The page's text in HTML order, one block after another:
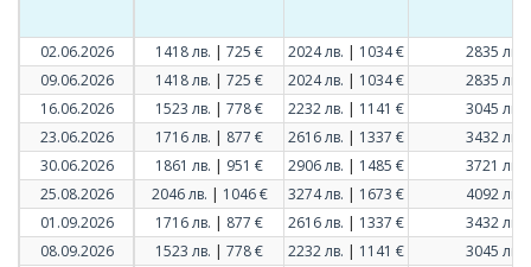
02.06.2026
09.06.2026
16.06.2026
23.06.2026
30.06.2026
25.08.2026
01.09.2026
08.09.2026
1418 лв. | 725 € 2024 лв. | 1034 € 2835 лв.
1418 лв. | 725 € 2024 лв. | 1034 € 2835 лв.
1523 лв. | 778 € 2232 лв. | 1141 € 3045 лв.
1716 лв. | 877 € 2616 лв. | 1337 € 3432 лв.
1861 лв. | 951 € 2906 лв. | 1485 € 3721 лв.
2046 лв. | 1046 € 3274 лв. | 1673 € 4092 лв.
1716 лв. | 877 € 2616 лв. | 1337 € 3432 лв.
1523 лв. | 778 € 2232 лв. | 1141 € 3045 лв.